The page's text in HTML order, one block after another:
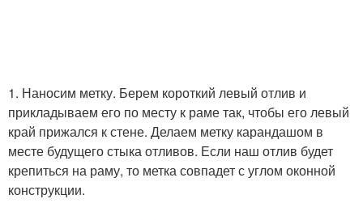
1. Наносим метку. Берем короткий левый отлив и
прикладываем его по месту к раме так, чтобы его левый
край прижался к стене. Делаем метку карандашом в
месте будущего стыка отливов. Если наш отлив будет
крепиться на раму, то метка совпадет с углом оконной
конструкции.